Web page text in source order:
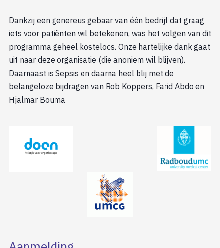
Dankzij een genereus gebaar van één bedrijf dat graag
iets voor patiënten wil betekenen, was het volgen van dit
programma geheel kosteloos. Onze hartelijke dank gaat
uit naar deze organisatie (die anoniem wil blijven).
Daarnaast is Sepsis en daarna heel blij met de
belangeloze bijdragen van Rob Koppers, Farid Abdo en
Hjalmar Bouma